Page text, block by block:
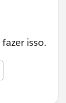
isso.